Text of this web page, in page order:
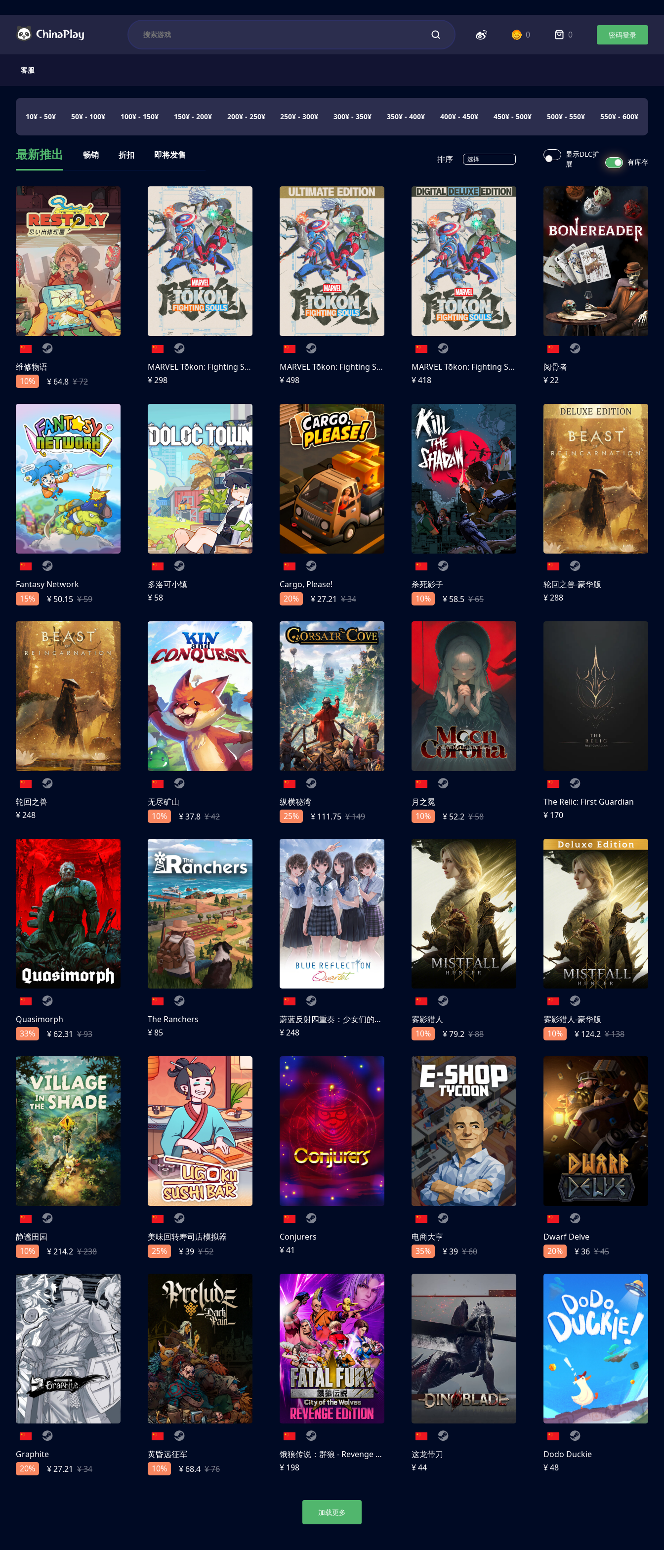
0 0 密码登录
客服
10¥ - 50¥ 50¥ - 100¥ 100¥ - 150¥ 150¥ - 200¥ 200¥ - 250¥ 250¥ - 300¥ 300¥ - 350¥ 350¥ - 400¥ 400¥ - 450¥ 450¥ - 500¥ 500¥ - 550¥ 550¥ - 600¥
最新推出 畅销 折扣 即将发售 排序 选择
显示DLC扩
展
有库存
维修物语
10%
¥ 64.8 ¥ 72
MARVEL Tōkon: Fighting Souls
¥ 298
MARVEL Tōkon: Fighting Souls 终极版
¥ 498
MARVEL Tōkon: Fighting Souls 数字豪华版
¥ 418
阅骨者
¥ 22
Fantasy Network
15%
¥ 50.15 ¥ 59
多洛可小镇
¥ 58
Cargo, Please!
20%
¥ 27.21 ¥ 34
杀死影子
10%
¥ 58.5 ¥ 65
轮回之兽-豪华版
¥ 288
轮回之兽
¥ 248
无尽矿山
10%
¥ 37.8 ¥ 42
纵横秘湾
25%
¥ 111.75 ¥ 149
月之冕
10%
¥ 52.2 ¥ 58
The Relic: First Guardian
¥ 170
Quasimorph
33%
¥ 62.31 ¥ 93
The Ranchers
¥ 85
蔚蓝反射四重奏：少女们的奇迹
¥ 248
雾影猎人
10%
¥ 79.2 ¥ 88
雾影猎人-豪华版
10%
¥ 124.2 ¥ 138
静谧田园
10%
¥ 214.2 ¥ 238
美味回转寿司店模拟器
25%
¥ 39 ¥ 52
Conjurers
¥ 41
电商大亨
35%
¥ 39 ¥ 60
Dwarf Delve
20%
¥ 36 ¥ 45
Graphite
20%
¥ 27.21 ¥ 34
黄昏远征军
10%
¥ 68.4 ¥ 76
饿狼传说：群狼 - Revenge Edition
¥ 198
这龙带刀
¥ 44
Dodo Duckie
¥ 48
加载更多